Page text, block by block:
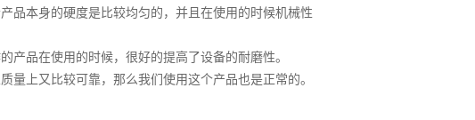
本身的硬度是比较均匀的，并且在使用的时候机械性
品在使用的时候，很好的提高了设备的耐磨性。
上又比较可靠，那么我们使用这个产品也是正常的。